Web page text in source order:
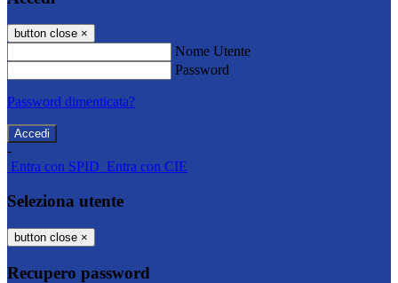
button close ×
Nome Utente
Password
Password dimenticata?
-
Entra con SPID Entra con CIE
Seleziona utente
button close ×
Recupero password